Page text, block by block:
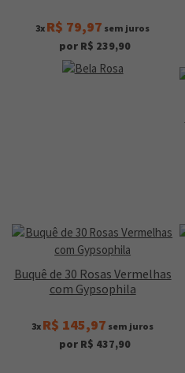
3x R$ 79,97 sem juros
por R$ 239,90
Buquê de 30 Rosas Vermelhas
com Gypsophila
3x R$ 145,97 sem juros
por R$ 437,90